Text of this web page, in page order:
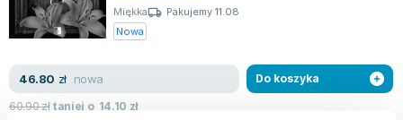
Miękka
Pakujemy 11.08
Nowa
46.80 zł nowa
60.90złtaniej o 14.10 zł
Do koszyka